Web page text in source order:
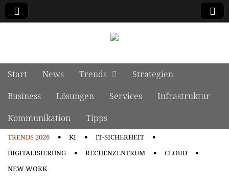
Main menu
Skip to content
Start News Trends
Strategien
Business
Lösungen Services
Infrastruktur
Kommunikation
Tipps
TRENDS 2026 KI
IT-SICHERHEIT
DIGITALISIERUNG
RECHENZENTRUM
CLOUD
NEW WORK